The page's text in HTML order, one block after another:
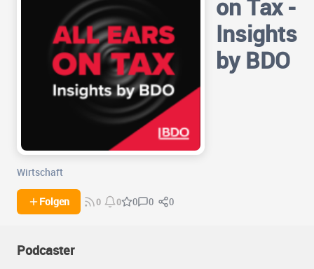
on Tax -
Insights
by BDO
Wirtschaft
Folgen 0 0 0 0 0
Podcaster